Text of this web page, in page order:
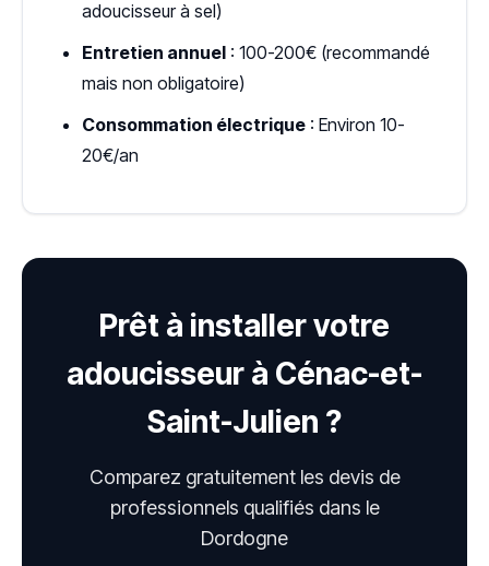
adoucisseur à sel)
Entretien annuel : 100-200€ (recommandé
mais non obligatoire)
Consommation électrique : Environ 10-
20€/an
Prêt à installer votre
adoucisseur à Cénac-et-
Saint-Julien ?
Comparez gratuitement les devis de
professionnels qualifiés dans le
Dordogne